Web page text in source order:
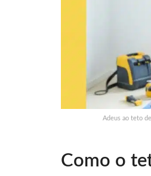
Adeus ao teto
Como o